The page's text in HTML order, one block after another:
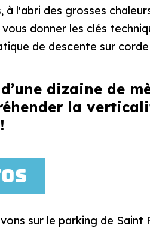
à l'abri des grosses
vous donner les clés
de descente sur corde
dizaine de
la
sur le parking de Saint